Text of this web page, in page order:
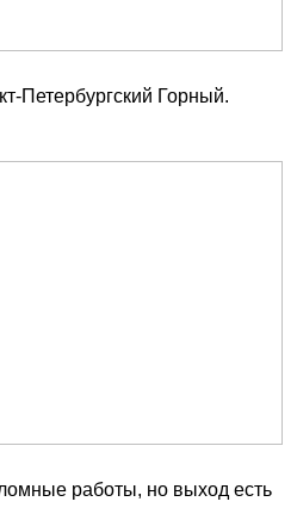
Петербургский Горный.
работы, но выход есть